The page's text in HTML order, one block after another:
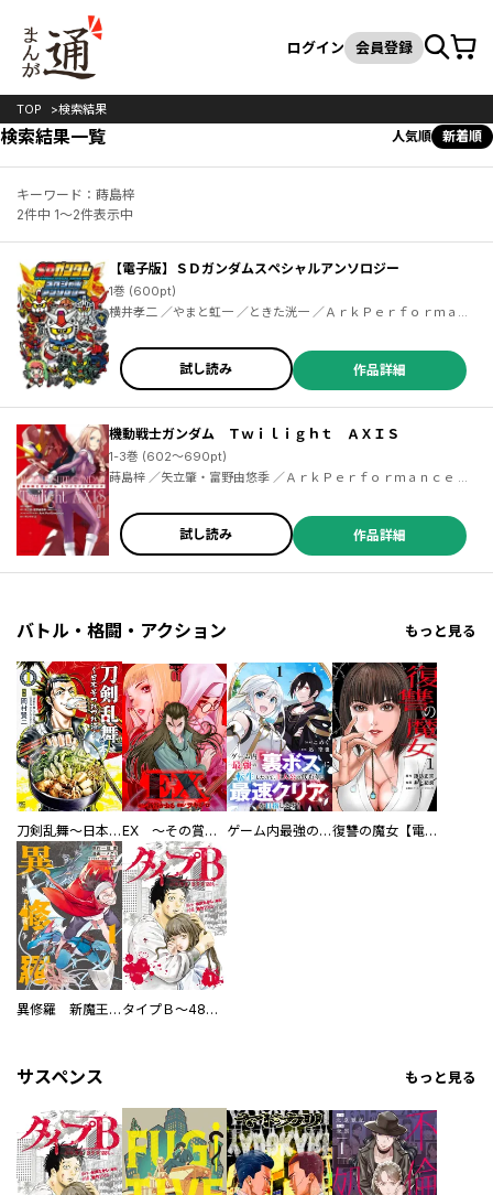
検索
ログイン 会員登録カート
TOP 検索結果
検索結果一覧 人気順 新着順
キーワード：蒔島梓
2件中 1～2件表示中
【電子版】ＳＤガンダムスペシャルアンソロジー
1巻 (600pt)
横井孝二 ／やまと虹一 ／ときた洸一 ／ＡｒｋＰｅｒｆｏｒｍａｎ
宏之 ／天神英貴 ／蒔島梓 ／皆川亮二 ／森本がーにゃ
試し読み 作品詳細
機動戦士ガンダム Ｔｗｉｌｉｇｈｔ ＡＸＩＳ
1-3巻 (602～690pt)
蒔島梓 ／矢立肇・富野由悠季 ／ＡｒｋＰｅｒｆｏｒｍａｎｃｅ ／
試し読み 作品詳細
バトル・格闘・アクション もっと見る
刀剣乱舞～日本号つれづれ酒～ EX ～その賞金稼ぎは、世界の出口を探す～【単行本版】 ゲーム内最強の『裏ボス』に転生したので、主人公の代わりに最速クリアを目指します！【電子単行本版】 復讐の魔女【電子単行本版】
異修羅 新魔王戦争 タイプＢ～48時間後、致死率100％～【単話】
サスペンス もっと見る